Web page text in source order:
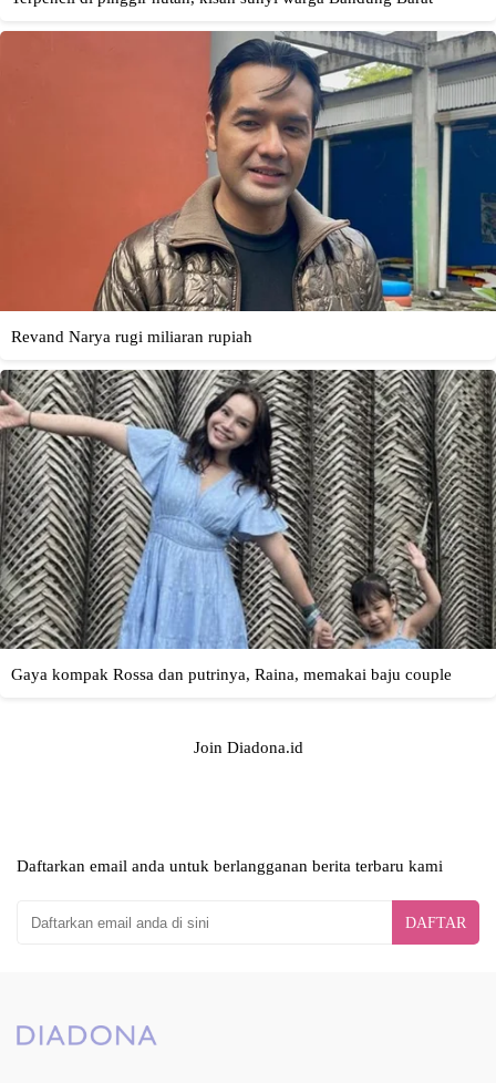
Join Diadona.id
Daftarkan email anda untuk berlangganan berita terbaru kami
DAFTAR